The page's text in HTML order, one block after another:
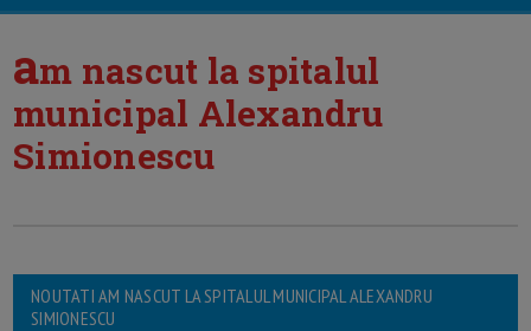
am nascut la spitalul
municipal Alexandru
Simionescu
NOUTATI AM NASCUT LA SPITALUL MUNICIPAL ALEXANDRU
SIMIONESCU